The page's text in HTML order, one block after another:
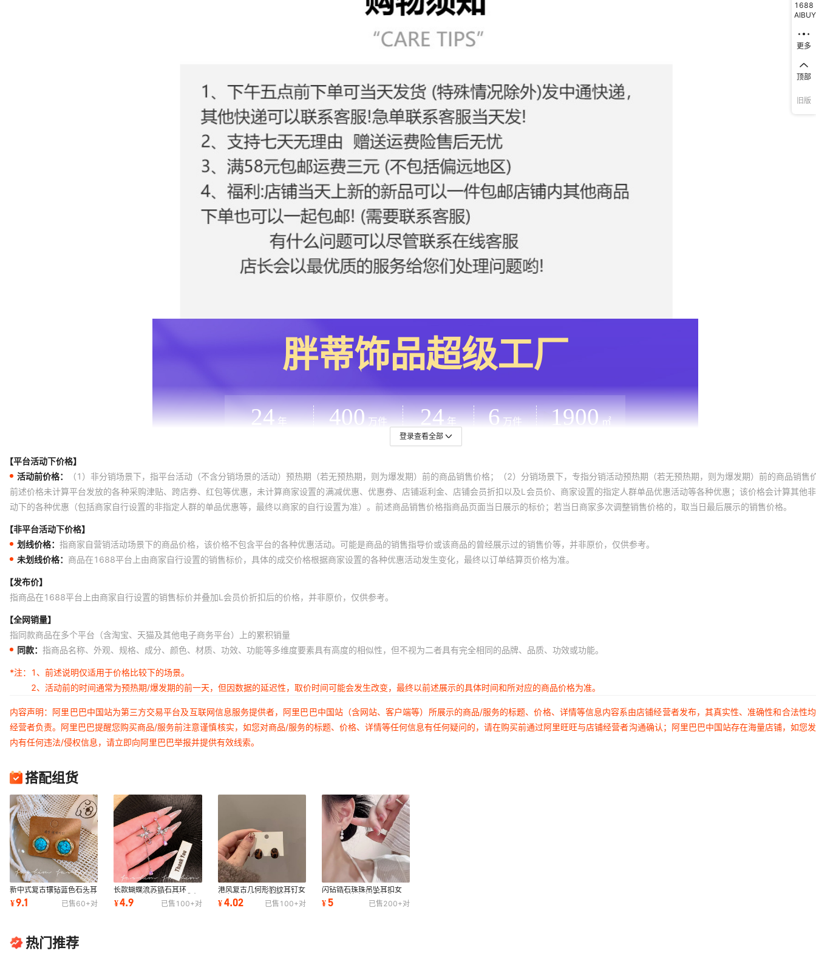
登录查看全部
【平台活动下价格】
活动前价格：
（1）非分销场景下，指平台活动（不含分销场景的活动）预热期（若无预热期，则为爆发期）前的商品销售价格；（2）分销场景下，专指分销活动预热期（若无预热期，则为爆发期）前的商品销售
前述价格未计算平台发放的各种采购津贴、跨店券、红包等优惠，未计算商家设置的满减优惠、优惠券、店铺返利金、店铺会员折扣以及L会员价、商家设置的指定人群单品优惠活动等各种优惠；该价格会计算其他
动下的各种优惠（包括商家自行设置的非指定人群的单品优惠等，最终以商家的自行设置为准）。前述商品销售价格指商品页面当日展示的标价；若当日商家多次调整销售价格的，取当日最后展示的销售价格。
【非平台活动下价格】
划线价格： 指商家自营销活动场景下的商品价格，该价格不包含平台的各种优惠活动。可能是商品的销售指导价或该商品的曾经展示过的销售价等，并非原价，仅供参考。
未划线价格： 商品在1688平台上由商家自行设置的销售标价，具体的成交价格根据商家设置的各种优惠活动发生变化，最终以订单结算页价格为准。
【发布价】
指商品在1688平台上由商家自行设置的销售标价并叠加L会员价折扣后的价格，并非原价，仅供参考。
【全网销量】
指同款商品在多个平台（含淘宝、天猫及其他电子商务平台）上的累积销量
同款： 指商品名称、外观、规格、成分、颜色、材质、功效、功能等多维度要素具有高度的相似性，但不视为二者具有完全相同的品牌、品质、功效或功能。
*注：
1、前述说明仅适用于价格比较下的场景。
2、活动前的时间通常为预热期/爆发期的前一天，但因数据的延迟性，取价时间可能会发生改变，最终以前述展示的具体时间和所对应的商品价格为准。
内容声明：阿里巴巴中国站为第三方交易平台及互联网信息服务提供者，阿里巴巴中国站（含网站、客户端等）所展示的商品/服务的标题、价格、详情等信息内容系由店铺经营者发布，其真实性、准确性和合法性
经营者负责。阿里巴巴提醒您购买商品/服务前注意谨慎核实，如您对商品/服务的标题、价格、详情等任何信息有任何疑问的，请在购买前通过阿里旺旺与店铺经营者沟通确认；阿里巴巴中国站存在海量店铺，如您
内有任何违法/侵权信息，请立即向阿里巴巴举报并提供有效线索。
搭配组货
新中式复古镶钻蓝色石头耳
钉高级感小众设计轻奢爆款
独特耳环耳饰
¥9.1 已售60+对
长款蝴蝶流苏锆石耳环
2026年新款爆款高级感小
众独特气质耳钉耳饰
¥4.9 已售 100+对
港风复古几何形豹纹耳钉女
轻奢小众高级感甜酷辣妹风
秋冬款耳环潮
¥4.02 已售 100+对
闪钻锆石珠珠吊坠耳扣女
2026新款小众设计感耳环
耳钉轻奢百搭耳饰
¥5 已售200+对
热门推荐
1688
AIBUY
更多
顶部
旧版